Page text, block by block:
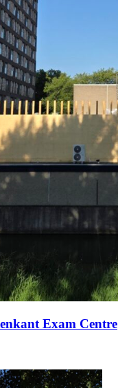
Exam Centre